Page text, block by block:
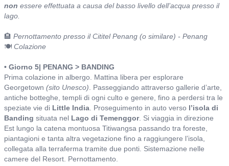
non essere effettuata a causa del basso livello dell’acqua presso il
lago.
🏨 Pernottamento presso il Cititel Penang (o similare) - Penang
🍽️ Colazione
• Giorno 5| PENANG > BANDING
Prima colazione in albergo. Mattina libera per esplorare
Georgetown (sito Unesco) . Passeggiando attraverso gallerie d’arte,
antiche botteghe, templi di ogni culto e genere, fino a perdersi tra le
speziate vie di Little India . Proseguimento in auto verso l’isola di
Banding situata nel Lago di Temenggor. Si viaggia in direzione
Est lungo la catena montuosa Titiwangsa passando tra foreste,
piantagioni e tanta altra vegetazione fino a raggiungere l’isola,
collegata alla terraferma tramite due ponti. Sistemazione nelle
camere del Resort. Pernottamento.